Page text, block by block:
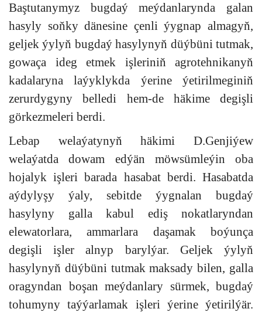
Baştutanymyz bugdaý meýdanlarynda galan
hasyly soňky dänesine çenli ýygnap almagyň,
geljek ýylyň bugdaý hasylynyň düýbüni tutmak,
gowaça ideg etmek işleriniň agrotehnikanyň
kadalaryna laýyklykda ýerine ýetirilmeginiň
zerurdygyny belledi hem-de häkime degişli
görkezmeleri berdi.
Lebap welaýatynyň häkimi D.Genjiýew
welaýatda dowam edýän möwsümleýin oba
hojalyk işleri barada hasabat berdi. Hasabatda
aýdylyşy ýaly, sebitde ýygnalan bugdaý
hasylyny galla kabul ediş nokatlaryndan
elewatorlara, ammarlara daşamak boýunça
degişli işler alnyp barylýar. Geljek ýylyň
hasylynyň düýbüni tutmak maksady bilen, galla
oragyndan boşan meýdanlary sürmek, bugdaý
tohumyny taýýarlamak işleri ýerine ýetirilýär.